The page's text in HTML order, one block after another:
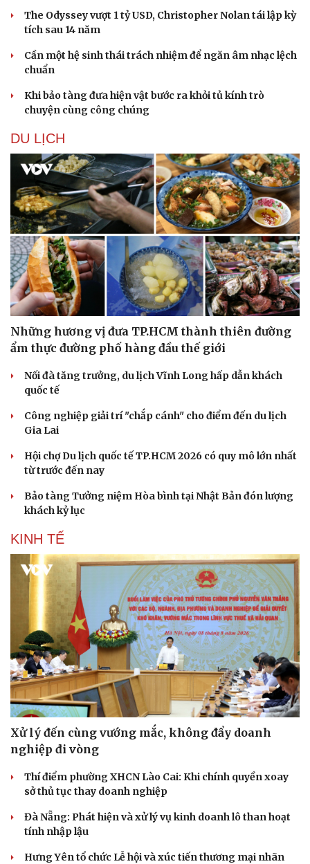
Du lịch
Tư vấn
Săn Tour
check-in
Podcast
Câu chuyện thời sự
Đọc truyện đêm khuya
Cửa sổ tình yêu
Kể chuyện cho bé
Hạt giống tâm hồn
The Odyssey vượt 1 tỷ USD, Christopher Nolan tái lập kỳ
tích sau 14 năm
Cần một hệ sinh thái trách nhiệm để ngăn âm nhạc lệch
chuẩn
Khi bảo tàng đưa hiện vật bước ra khỏi tủ kính trò
chuyện cùng công chúng
DU LỊCH
Những hương vị đưa TP.HCM thành thiên đường
ẩm thực đường phố hàng đầu thế giới
Nối đà tăng trưởng, du lịch Vĩnh Long hấp dẫn khách
quốc tế
Công nghiệp giải trí "chắp cánh" cho điểm đến du lịch
Gia Lai
Hội chợ Du lịch quốc tế TP.HCM 2026 có quy mô lớn nhất
từ trước đến nay
Bảo tàng Tưởng niệm Hòa bình tại Nhật Bản đón lượng
khách kỷ lục
KINH TẾ
Xử lý đến cùng vướng mắc, không đẩy doanh
nghiệp đi vòng
Thí điểm phường XHCN Lào Cai: Khi chính quyền xoay
sở thủ tục thay doanh nghiệp
Đà Nẵng: Phát hiện và xử lý vụ kinh doanh lô than hoạt
tính nhập lậu
Hưng Yên tổ chức Lễ hội và xúc tiến thương mại nhãn